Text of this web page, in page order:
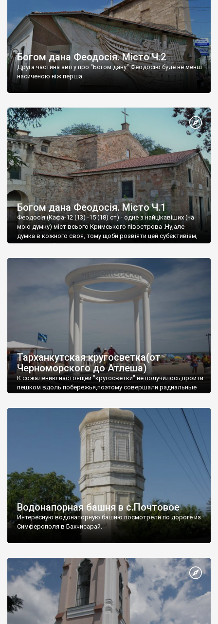
Богом дана Феодосія. Місто Ч.2
Друга частина звіту про "Богом дану" Феодосію буде не менш
насиченою ніж перша.
Богом дана Феодосія. Місто Ч.1
Феодосія (Кафа-12 (13) -15 (18) ст) - одне з найцікавіших (на
мою думку) міст всього Кримського півострова .Ну,але
думка в кожного своя, тому щоби розвіяти цей субєктивізм,
запрошую відвідати це
Тарханкутская кругосветка(от
Черноморского до Атлеша)
К сожалению настоящей "кругосветки" не получилось,пройти
пешком вдоль побережья,поэтому совершали радиальные
Водонапорная башня в с.Почтовое
Интересную водонапорную башню посмотрели по дороге из
Симферополя в Бахчисарай.